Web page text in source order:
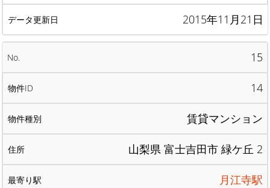
2015年11月21日
15
14
賃貸マンション
山梨県 富士吉田市 緑ケ丘 2
月江寺駅